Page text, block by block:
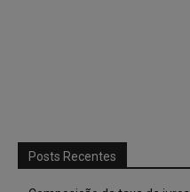
Posts Recentes